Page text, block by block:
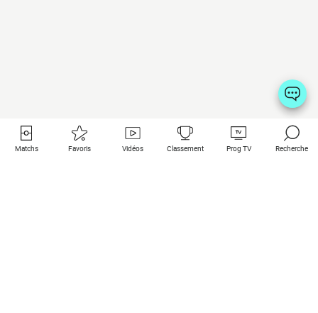
Matchs Favoris Vidéos Classement Prog TV Recherche